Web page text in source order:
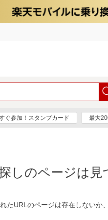
ぐ参加！スタンプカード 最大
しのページは
たURLのページは存在しないか